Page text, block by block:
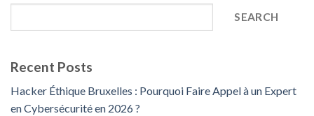
SEARCH
Recent Posts
Hacker Éthique Bruxelles : Pourquoi Faire Appel à un Expert
en Cybersécurité en 2026 ?